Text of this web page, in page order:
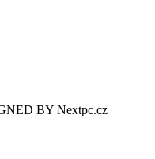
BY Nextpc.cz